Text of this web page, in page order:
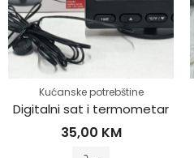
Kućanske potrebštine
Digitalni sat i termometar
35,00 KM